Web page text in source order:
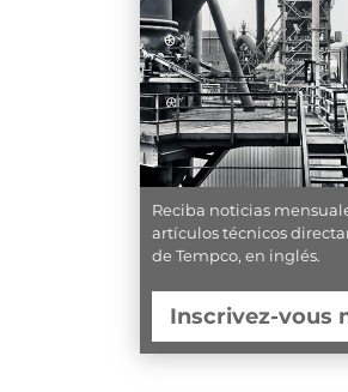
Reciba noticias
artículos técnicos
de Tempco, en inglés.
Inscrivez-vous